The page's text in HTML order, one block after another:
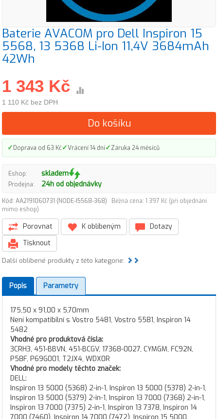
Baterie AVACOM pro Dell Inspiron 15
5568, 13 5368 Li-Ion 11,4V 3684mAh
42Wh
1 343 Kč
1 110 Kč bez DPH
Do košíku
✓Doprava od 63 Kč✓Vrácení 14 dní✓Záruka 24 měsíců
Eshop: skladem
Prodejna: 24h od objednávky
Kód: AA2191060731 (NODE-I5568-368)
Běžná cena: 1 397 Kč (při objednání
mimo eshop)
Porovnat K oblíbeným
Dotazy
Tisknout
Další oblíbené produkty z této kategorie:
Popis Parametry
175,50 x 91,00 x 5,70mm
Není kompatibilní s Vostro 5481, Vostro 5581, Inspiron 14
5482
Vhodné pro produktová čísla:
3CRH3, 451-BBVN, 451-BCGV, 17368-0027, CYMGM, FC92N,
P58F, P69G001, T2JX4, WDX0R
Vhodné pro modely těchto značek:
DELL:
Inspiron 13 5000 (5368) 2-in-1, Inspiron 13 5000 (5378) 2-in-1,
Inspiron 13 5000 (5379) 2-in-1, Inspiron 13 7000 (7368) 2-in-1,
Inspiron 13 7000 (7375) 2-in-1, Inspiron 13 7378, Inspiron 14